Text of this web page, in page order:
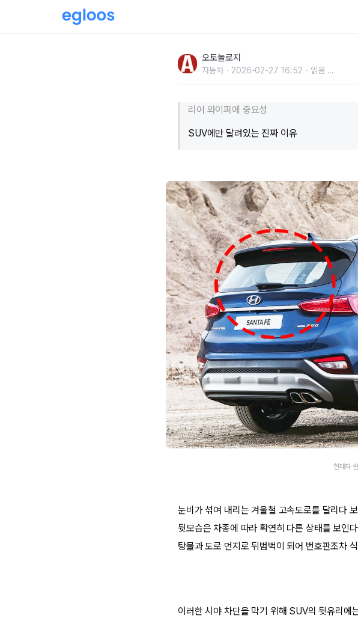
오토놀로지
자동차 2026-02-27 16:52 읽음 ...
리어 와이퍼에 중요성
SUV에만 달려있는 진짜 이유
현대차
눈비가 섞여 내리는 겨울철 고속도로를 달리다
뒷모습은 차종에 따라 확연히 다른 상태를 보인
탕물과 도로 먼지로 뒤범벅이 되어 번호판조차
이러한 시야 차단을 막기 위해 SUV의 뒷유리